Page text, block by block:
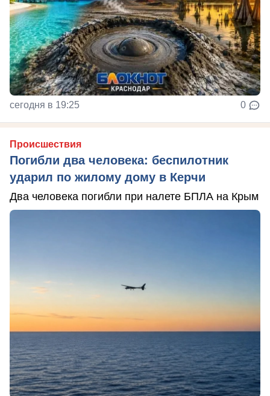
сегодня в 19:25 0
Происшествия
Погибли два человека: беспилотник
ударил по жилому дому в Керчи
Два человека погибли при налете БПЛА на Крым